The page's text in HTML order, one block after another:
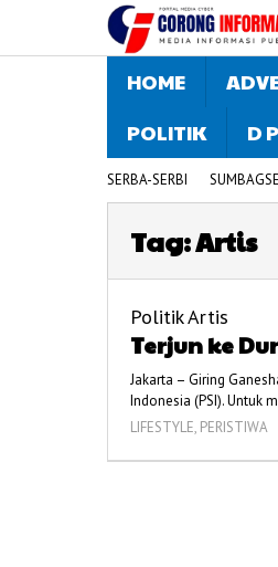
HOME
POLITIK
D
SERBA-SERBI
Tag:Artis
Politik Artis
Terjun ke
Jakarta – Giring
Indonesia (PSI). Untuk
LIFESTYLE, PERISTIWA